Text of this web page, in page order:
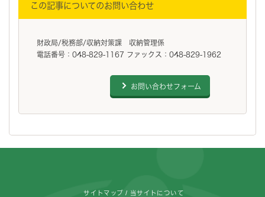
この記事についてのお問い合わせ
財政局/税務部/収納対策課 収納管理係
電話番号：048-829-1167 ファックス：048-829-1962
お問い合わせフォーム
サイトマップ 当サイトについて